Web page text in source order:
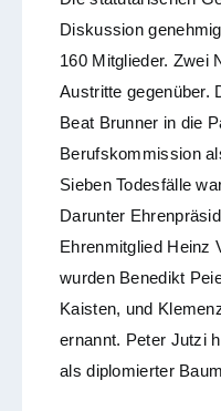
Diskussion
160 Mitglieder. Zwei
Austritte gegenüber.
Beat Brunner in die
Berufskommission
Sieben Todesfälle
Darunter
Ehrenmitglied Heinz
wurden Benedikt
Kaisten, und
ernannt. Peter Jutzi
als diplomierter